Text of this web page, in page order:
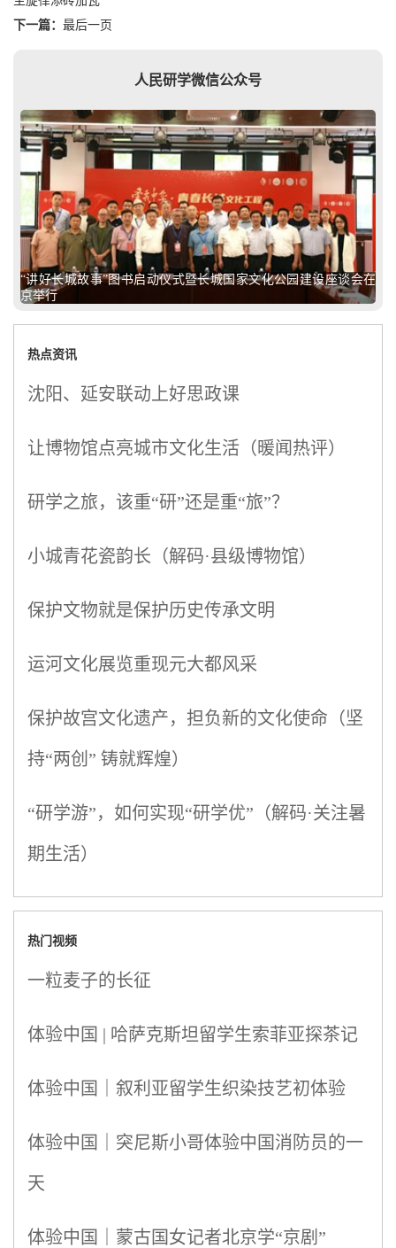
下一篇： 最后一页
人民研学微信公众号
“讲好长城故事”图书启动仪式暨长城国家文化公园建设座谈会在
京举行
热点资讯
沈阳、延安联动上好思政课
让博物馆点亮城市文化生活（暖闻热评）
研学之旅，该重“研”还是重“旅”？
小城青花瓷韵长（解码·县级博物馆）
保护文物就是保护历史传承文明
运河文化展览重现元大都风采
保护故宫文化遗产，担负新的文化使命（坚
持“两创” 铸就辉煌）
“研学游”，如何实现“研学优”（解码·关注暑
期生活）
热门视频
一粒麦子的长征
体验中国 | 哈萨克斯坦留学生索菲亚探茶记
体验中国｜叙利亚留学生织染技艺初体验
体验中国｜突尼斯小哥体验中国消防员的一
天
体验中国｜蒙古国女记者北京学“京剧”